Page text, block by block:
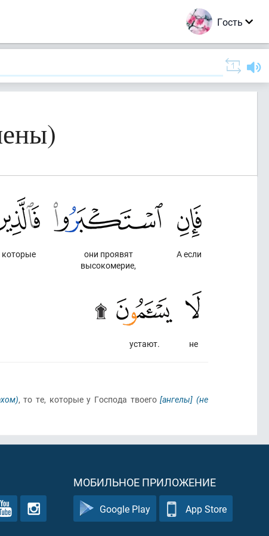
Гость
А если
они проявят
высокомерие,
которые
не
устают.
, то те, которые у Господа твоего[ангелы] (не
МОБИЛЬНОЕ ПРИЛОЖЕНИЕ
Google Play App Store